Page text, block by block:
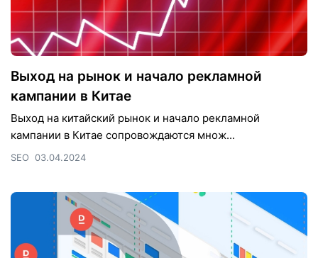
Выход на рынок и начало рекламной
кампании в Китае
Выход на китайский рынок и начало рекламной
кампании в Китае сопровождаются множ...
SEO 03.04.2024